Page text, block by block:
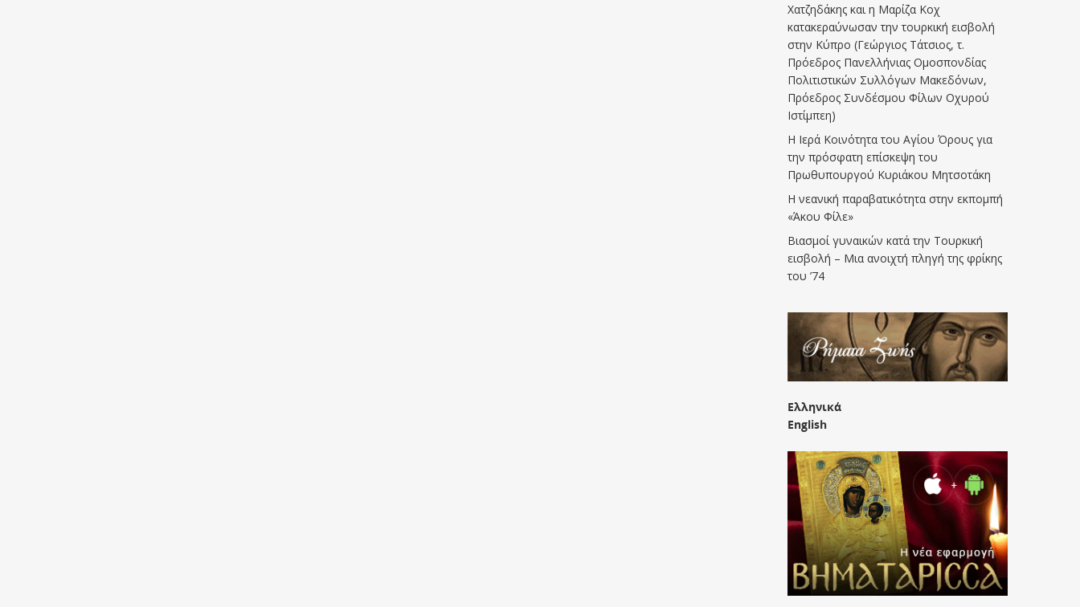
Χατζηδάκης και η Μαρίζα Κοχ
κατακεραύνωσαν την τουρκική εισβολή
στην Κύπρο (Γεώργιος Τάτσιος, τ.
Πρόεδρος Πανελλήνιας Ομοσπονδίας
Πολιτιστικών Συλλόγων Μακεδόνων,
Πρόεδρος Συνδέσμου Φίλων Οχυρού
Ιστίμπεη)
Η Ιερά Κοινότητα του Αγίου Όρους για
την πρόσφατη επίσκεψη του
Πρωθυπουργού Κυριάκου Μητσοτάκη
Η νεανική παραβατικότητα στην εκπομπή
«Άκου Φίλε»
Βιασμοί γυναικών κατά την Τουρκική
εισβολή – Μια ανοιχτή πληγή της φρίκης
του ’74
Ελληνικά
English